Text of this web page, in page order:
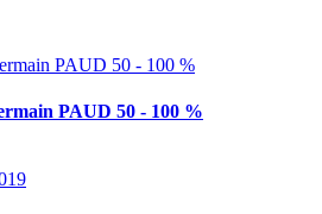
PAUD 50 - 100 %